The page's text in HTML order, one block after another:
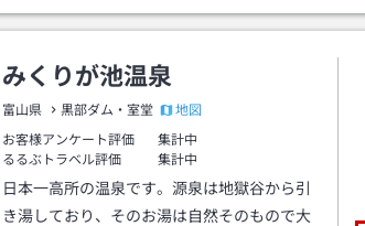
みくりが池温泉
富山県 黒部ダム・室堂
地図
お客様アンケート評価
集計中
るるぶトラベル評価
集計中
日本一高所の温泉です。源泉は地獄谷から引
き湯しており、そのお湯は自然そのもので大